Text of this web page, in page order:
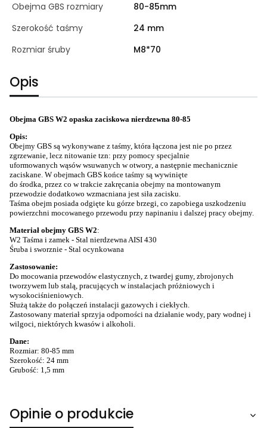
Obejma GBS rozmiary
80-85mm
Szerokość taśmy
24 mm
Rozmiar śruby
M8*70
Opis
Obejma GBS W2 opaska zaciskowa nierdzewna 80-85
Opis:
Obejmy GBS są wykonywane z taśmy, która łączona jest nie po przez
zgrzewanie, lecz nitowanie tzn: przy pomocy specjalnie
uformowanych wąsów wsuwanych w otwory, a następnie mechanicznie
zaciskane. W obejmach GBS końce taśmy są wywinięte
do środka, przez co w trakcie zakręcania obejmy na montowanym
przewodzie dodatkowo wzmacniana jest siła zacisku.
Taśma obejm posiada odgięte ku górze brzegi, co zapobiega uszkodzeniu
powierzchni mocowanego przewodu przy napinaniu i dalszej pracy obejmy.
Materiał obejmy GBS W2:
W2 Taśma i zamek - Stal nierdzewna AISI 430
Śruba i sworznie - Stal ocynkowana
Zastosowanie:
Do mocowania przewodów elastycznych, z twardej gumy, zbrojonych
tworzywem lub stalą, pracujących w instalacjach próżniowych i
wysokociśnieniowych.
Służą także do połączeń instalacji gazowych i ciekłych.
Zastosowany materiał sprzyja odporności na działanie wody, pary wodnej i
wilgoci, niektórych kwasów i alkoholi.
Dane:
Rozmiar: 80-85 mm
Szerokość: 24 mm
Grubość: 1,5 mm
Opinie o produkcie